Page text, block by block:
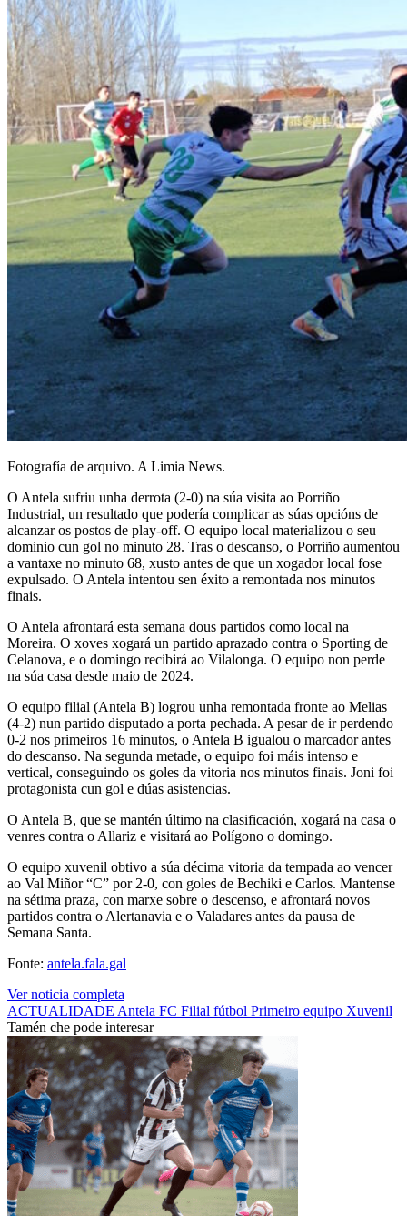
Fotografía de arquivo. A Limia News.
O Antela sufriu unha derrota (2-0) na súa visita ao Porriño
Industrial, un resultado que podería complicar as súas opcións de
alcanzar os postos de play-off. O equipo local materializou o seu
dominio cun gol no minuto 28. Tras o descanso, o Porriño aumentou
a vantaxe no minuto 68, xusto antes de que un xogador local fose
expulsado. O Antela intentou sen éxito a remontada nos minutos
finais.
O Antela afrontará esta semana dous partidos como local na
Moreira. O xoves xogará un partido aprazado contra o Sporting de
Celanova, e o domingo recibirá ao Vilalonga. O equipo non perde
na súa casa desde maio de 2024.
O equipo filial (Antela B) logrou unha remontada fronte ao Melias
(4-2) nun partido disputado a porta pechada. A pesar de ir perdendo
0-2 nos primeiros 16 minutos, o Antela B igualou o marcador antes
do descanso. Na segunda metade, o equipo foi máis intenso e
vertical, conseguindo os goles da vitoria nos minutos finais. Joni foi
protagonista cun gol e dúas asistencias.
O Antela B, que se mantén último na clasificación, xogará na casa o
venres contra o Allariz e visitará ao Polígono o domingo.
O equipo xuvenil obtivo a súa décima vitoria da tempada ao vencer
ao Val Miñor “C” por 2-0, con goles de Bechiki e Carlos. Mantense
na sétima praza, con marxe sobre o descenso, e afrontará novos
partidos contra o Alertanavia e o Valadares antes da pausa de
Semana Santa.
Fonte: antela.fala.gal
Ver noticia completa
ACTUALIDADE Antela FC Filial fútbol Primeiro equipo Xuvenil
Tamén che pode interesar